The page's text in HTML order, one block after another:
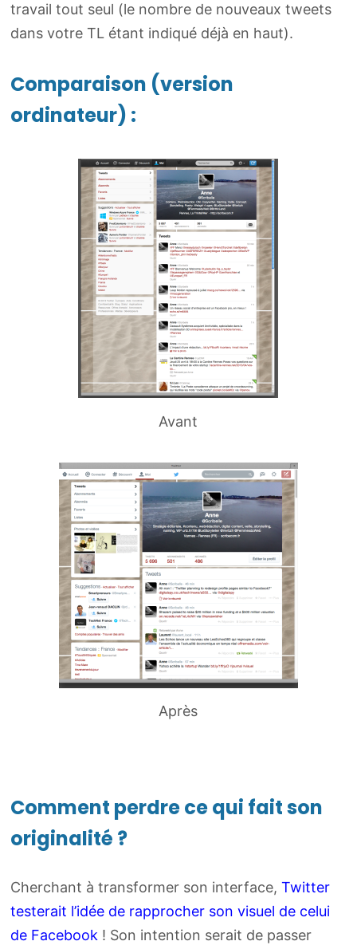
travail tout seul (le nombre de nouveaux tweets
dans votre TL étant indiqué déjà en haut).
Comparaison (version
ordinateur) :
Avant
Après
Comment perdre ce qui fait son
originalité ?
Cherchant à transformer son interface,Twitter
testerait l’idée de rapprocher son visuel de celui
de Facebook ! Son intention serait de passer